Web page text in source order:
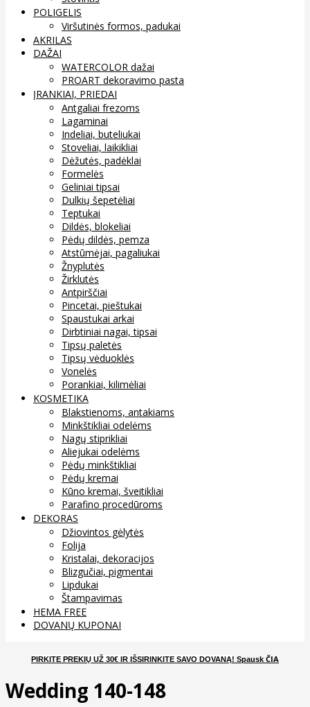
POLIGELIS
Viršutinės formos, padukai
AKRILAS
DAŽAI
WATERCOLOR dažai
PROART dekoravimo pasta
ĮRANKIAI, PRIEDAI
Antgaliai frezoms
Lagaminai
Indeliai, buteliukai
Stoveliai, laikikliai
Dėžutės, padėklai
Formelės
Geliniai tipsai
Dulkių šepetėliai
Teptukai
Dildės, blokeliai
Pėdų dildės, pemza
Atstūmėjai, pagaliukai
Žnyplutės
Žirklutės
Antpirščiai
Pincetai, pieštukai
Spaustukai arkai
Dirbtiniai nagai, tipsai
Tipsų paletės
Tipsų vėduoklės
Vonelės
Porankiai, kilimėliai
KOSMETIKA
Blakstienoms, antakiams
Minkštikliai odelėms
Nagų stiprikliai
Aliejukai odelėms
Pėdų minkštikliai
Pėdų kremai
Kūno kremai, šveitikliai
Parafino procedūroms
DEKORAS
Džiovintos gėlytės
Folija
Kristalai, dekoracijos
Blizgučiai, pigmentai
Lipdukai
Štampavimas
HEMA FREE
DOVANŲ KUPONAI
PIRKITE PREKIŲ UŽ 30€ IR IŠSIRINKITE SAVO DOVANĄ! Spausk ČIA
Wedding 140-148